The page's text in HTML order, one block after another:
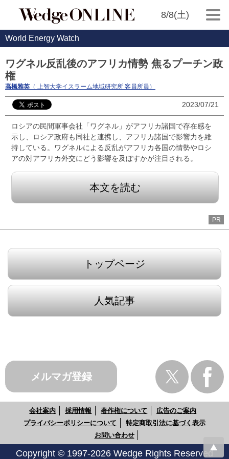
8/8(土)
World Energy Watch
ワグネル反乱後のアフリカ情勢 焦るプーチン政
権
高橋雅英 （ 上智大学イスラーム地域研究所 客員所員）
2023/07/21
ロシアの民間軍事会社「ワグネル」がアフリカ諸国で存在感を
示し、ロシア政府も同社と連携し、アフリカ諸国で影響力を維
持している。ワグネルによる反乱がアフリカ各国の情勢やロシ
アの対アフリカ外交にどう影響を及ぼすかが注目される。
本文を読む
PR
トップページ
人気記事
メルマガ登録
会社案内 採用情報 著作権について
広告のご案内
プライバシーポリシーについて
特定商取引法に基づく表示
お問い合わせ
Copyright © 1997-2026 Wedge Rights Reserved